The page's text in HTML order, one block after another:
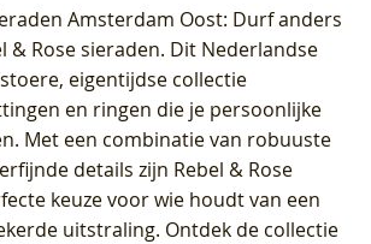
Amsterdam Oost: Durf anders
& Rose sieraden. Dit Nederlandse
eigentijdse collectie
en ringen die je persoonlijke
Met een combinatie van robuuste
details zijn Rebel & Rose
keuze voor wie houdt van een
uitstraling. Ontdek de collectie